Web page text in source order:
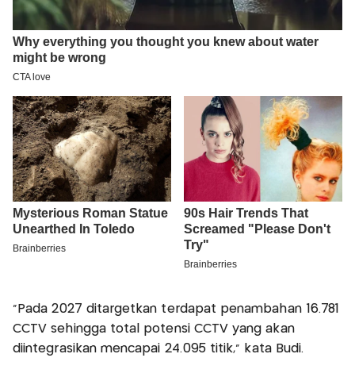
“Pada 2027 ditargetkan terdapat penambahan 16.781
CCTV sehingga total potensi CCTV yang akan
diintegrasikan mencapai 24.095 titik,” kata Budi.